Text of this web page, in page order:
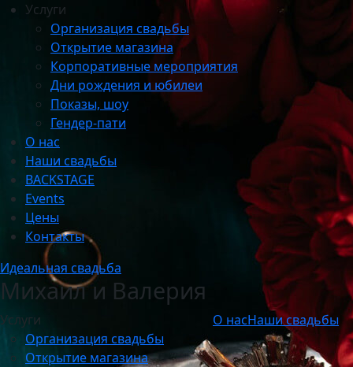
Услуги
Организация свадьбы
Открытие магазина
Корпоративные мероприятия
Дни рождения и юбилеи
Показы, шоу
Гендер-пати
О нас
Наши свадьбы
BACKSTAGE
Events
Цены
Контакты
Идеальная свадьба
Михаил и Валерия
Услуги
Организация свадьбы
Открытие магазина
О насНаши свадьбы